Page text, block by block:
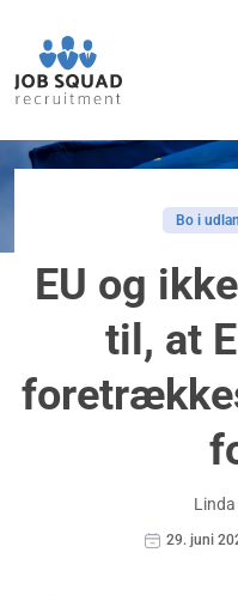
Bo i
EU og
til, at
29. juni